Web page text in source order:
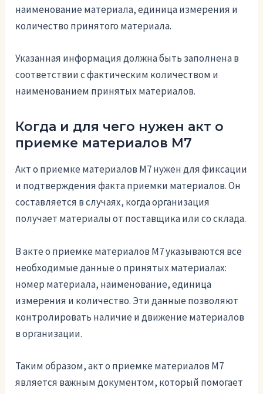
наименование материала, единица измерения и
количество принятого материала.
Указанная информация должна быть заполнена в
соответствии с фактическим количеством и
наименованием принятых материалов.
Когда и для чего нужен акт о
приемке материалов М7
Акт о приемке материалов М7 нужен для фиксации
и подтверждения факта приемки материалов. Он
составляется в случаях, когда организация
получает материалы от поставщика или со склада.
В акте о приемке материалов М7 указываются все
необходимые данные о принятых материалах:
номер материала, наименование, единица
измерения и количество. Эти данные позволяют
контролировать наличие и движение материалов
в организации.
Таким образом, акт о приемке материалов М7
является важным документом, который помогает